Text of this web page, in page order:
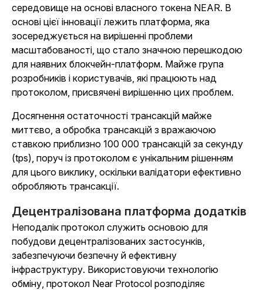
середовище на основі власного токена NEAR. В
основі цієї інновації лежить платформа, яка
зосереджується на вирішенні проблеми
масштабованості, що стало значною перешкодою
для наявних блокчейн-платформ. Майже група
розробників і користувачів, які працюють над
протоколом, присвячені вирішенню цих проблем.
Досягнення остаточності трансакцій майже
миттєво, а обробка трансакцій з вражаючою
ставкою приблизно 100 000 трансакцій за секунду
(tps), поруч із протоколом є унікальним рішенням
для цього виклику, оскільки валідатори ефективно
обробляють трансакції.
Децентралізована платформа додатків
Неподалік протокол служить основою для
побудови децентралізованих застосунків,
забезпечуючи безпечну й ефективну
інфраструктуру. Використовуючи технологію
обміну, протокол Near Protocol розподіляє